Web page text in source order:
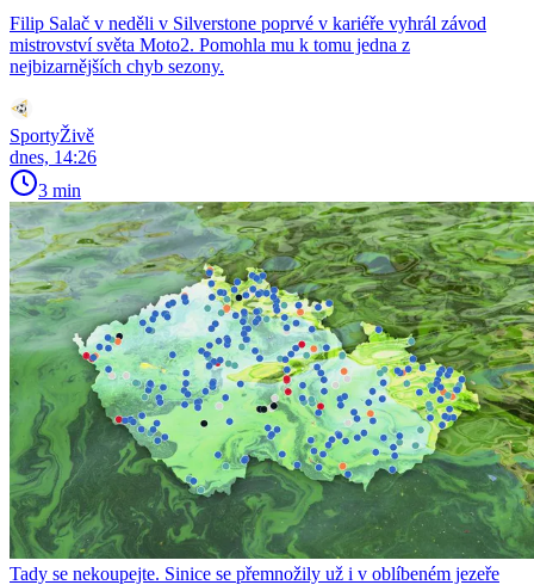
Filip Salač v neděli v Silverstone poprvé v kariéře vyhrál závod
mistrovství světa Moto2. Pomohla mu k tomu jedna z
nejbizarnějších chyb sezony.
SportyŽivě
dnes, 14:26
3 min
Tady se nekoupejte. Sinice se přemnožily už i v oblíbeném jezeře